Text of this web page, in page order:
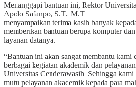
Menanggapi bantuan ini, Rektor
Apolo Safanpo, S.T., M.T.
menyampaikan terima kasih banyak
memberikan bantuan berupa komputer
layanan datanya.
“Bantuan ini akan sangat membantu kami
berbagai kegiatan akademik dan
Universitas Cenderawasih. Sehingga kami
mutu pelayanan akademik kepada para